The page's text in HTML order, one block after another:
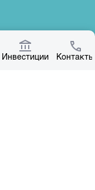
Инвестиции Контакты